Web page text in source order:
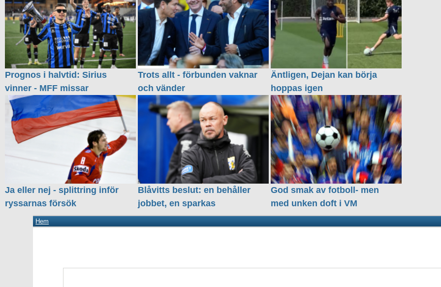
Prognos i halvtid: Sirius
vinner - MFF missar
Trots allt - förbunden vaknar
och vänder
Äntligen, Dejan kan börja
hoppas igen
Ja eller nej - splittring inför
ryssarnas försök
Blåvitts beslut: en behåller
jobbet, en sparkas
God smak av fotboll- men
med unken doft i VM
Hem